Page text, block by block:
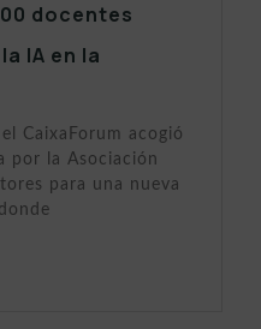
docentes
IA en la
CaixaForum acogió
por la Asociación
para una nueva